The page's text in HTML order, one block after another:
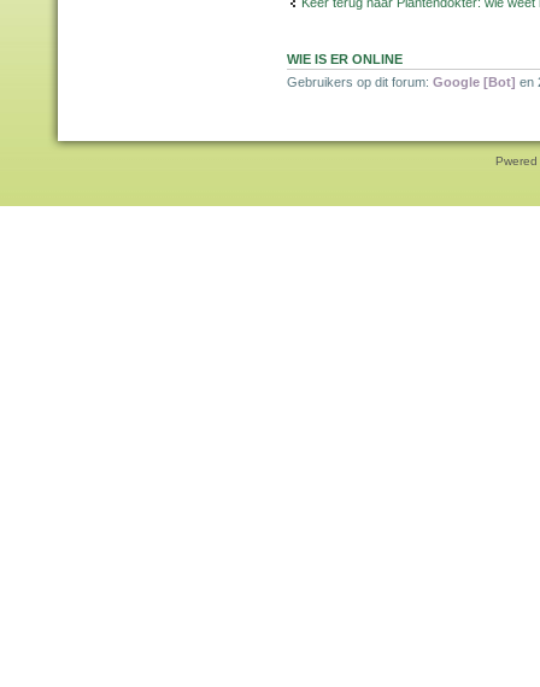
WIE IS ER ONLINE
Gebruikers op dit forum: Google [Bot] en